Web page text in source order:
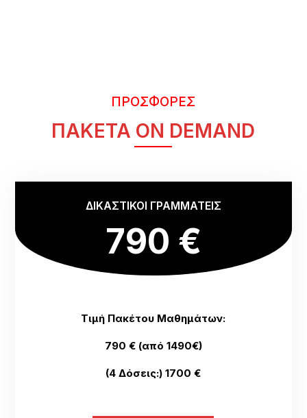
ΠΡΟΣΦΟΡΕΣ
ΠΑΚΕΤΑ ON DEMAND
ΔΙΚΑΣΤΙΚΟΙ ΓΡΑΜΜΑΤΕΙΣ
790 €
Τιμή Πακέτου Μαθημάτων:
790 € (από 1490€)
(4 Δόσεις:) 1700 €